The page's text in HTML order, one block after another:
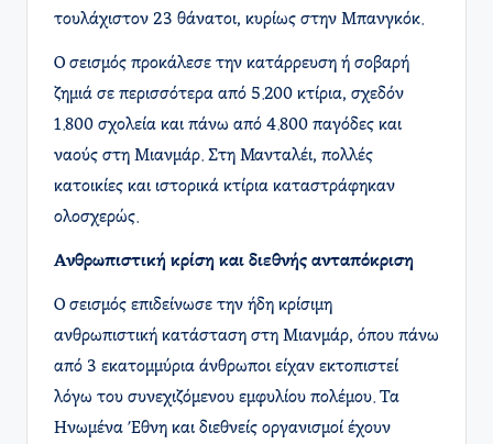
τουλάχιστον 23 θάνατοι, κυρίως στην Μπανγκόκ.
Ο σεισμός προκάλεσε την κατάρρευση ή σοβαρή
ζημιά σε περισσότερα από 5.200 κτίρια, σχεδόν
1.800 σχολεία και πάνω από 4.800 παγόδες και
ναούς στη Μιανμάρ. Στη Μανταλέι, πολλές
κατοικίες και ιστορικά κτίρια καταστράφηκαν
ολοσχερώς. ​
Ανθρωπιστική κρίση και διεθνής ανταπόκριση
Ο σεισμός επιδείνωσε την ήδη κρίσιμη
ανθρωπιστική κατάσταση στη Μιανμάρ, όπου πάνω
από 3 εκατομμύρια άνθρωποι είχαν εκτοπιστεί
λόγω του συνεχιζόμενου εμφυλίου πολέμου. Τα
Ηνωμένα Έθνη και διεθνείς οργανισμοί έχουν